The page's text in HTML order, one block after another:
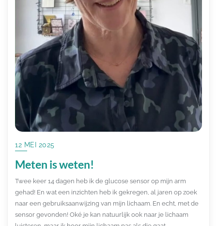
12 MEI 2025
Meten is weten!
Twee keer 14 dagen heb ik de glucose sensor op mijn arm
gehad! En wat een inzichten heb ik gekregen, al jaren op zoek
naar een gebruiksaanwijzing van mijn lichaam. En echt, met de
sensor gevonden! Oké je kan natuurlijk ook naar je lichaam